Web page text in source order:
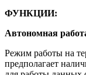
ФУНКЦИИ:
Автономная
Режим работы на
предполагает